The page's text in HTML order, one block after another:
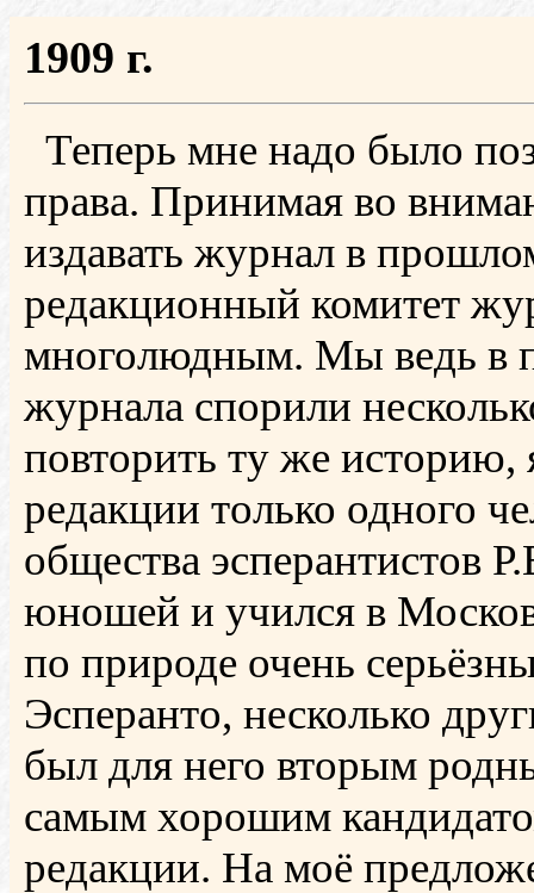
1909 г.
Теперь мне надо было
права. Принимая во
издавать журнал в
редакционный комитет
многолюдным. Мы ведь в
журнала спорили
повторить ту же историю,
редакции только одного
общества эсперантистов
юношей и учился в
по природе очень
Эсперанто, несколько
был для него вторым
самым хорошим
редакции. На моё